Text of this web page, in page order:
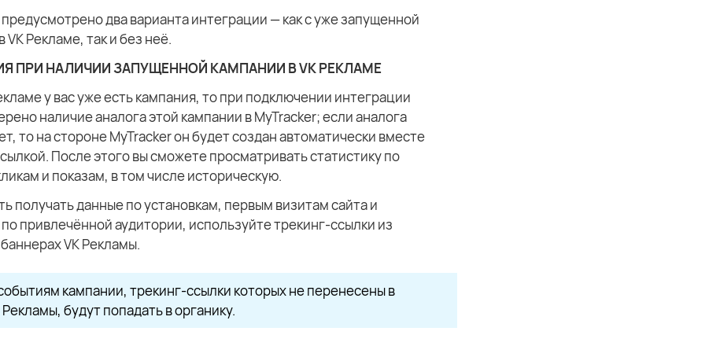
предусмотрено два варианта интеграции — как с уже запущенной
VK Рекламе, так и без неё.
ПРИ НАЛИЧИИ ЗАПУЩЕННОЙ КАМПАНИИ В VK РЕКЛАМЕ
у вас уже есть кампания, то при подключении интеграции
наличие аналога этой кампании в MyTracker; если аналога
то на стороне MyTracker он будет создан автоматически вместе
После этого вы сможете просматривать статистику по
и показам, в том числе историческую.
получать данные по установкам, первым визитам сайта и
привлечённой аудитории, используйте трекинг-ссылки из
VK Рекламы.
кампании, трекинг-ссылки которых не перенесены в
будут попадать в органику.